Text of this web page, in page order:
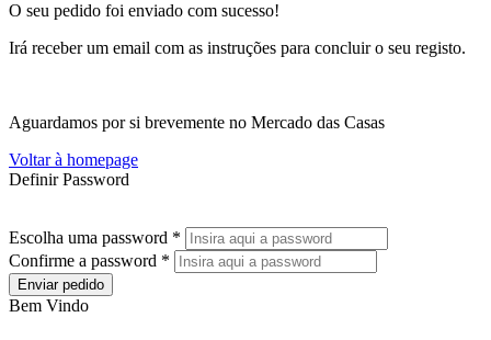
O seu pedido foi enviado com sucesso!
Irá receber um email com as instruções para concluir o seu registo.
Aguardamos por si brevemente no Mercado das Casas
Voltar à homepage
Definir Password
Escolha uma password *
Confirme a password *
Enviar pedido
Bem Vindo